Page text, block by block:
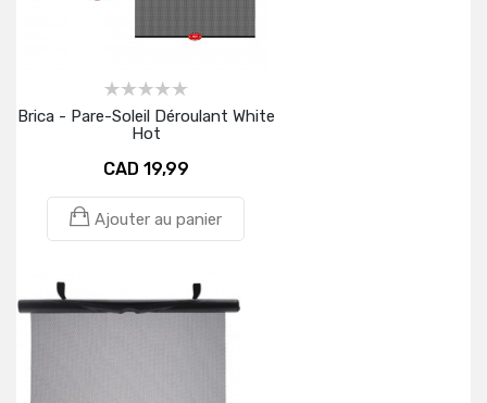
Brica - Pare-Soleil Déroulant White
Hot
CAD 19,99
Ajouter au panier